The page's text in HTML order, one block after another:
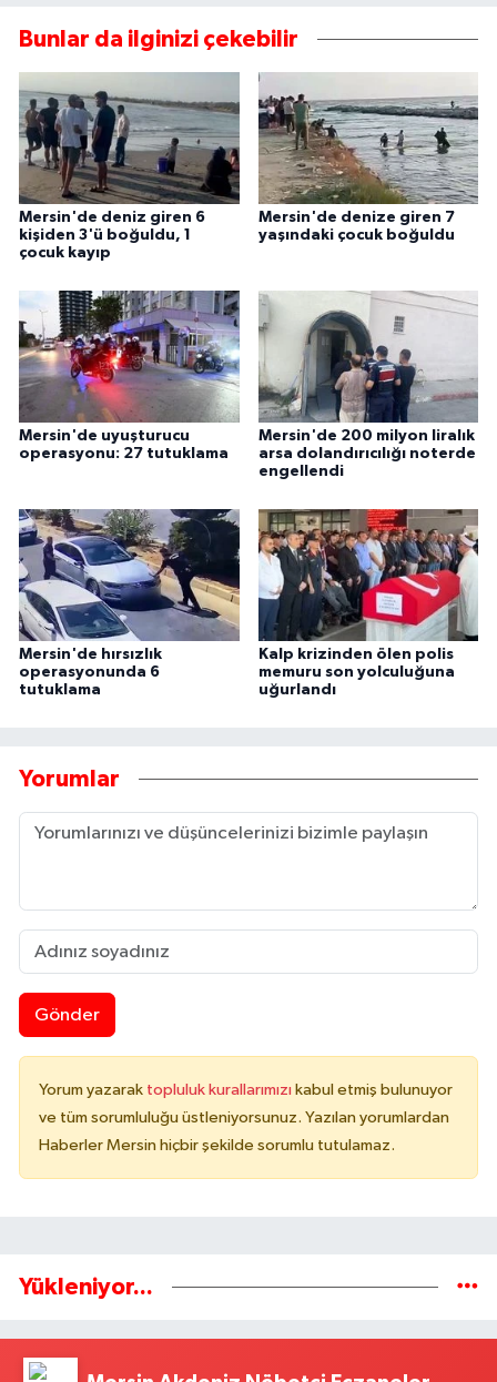
Bunlar da ilginizi çekebilir
Mersin'de deniz giren 6
kişiden 3'ü boğuldu, 1
çocuk kayıp
Mersin'de denize giren 7
yaşındaki çocuk boğuldu
Mersin'de uyuşturucu
operasyonu: 27 tutuklama
Mersin'de 200 milyon liralık
arsa dolandırıcılığı noterde
engellendi
Mersin'de hırsızlık
operasyonunda 6
tutuklama
Kalp krizinden ölen polis
memuru son yolculuğuna
uğurlandı
Yorumlar
Gönder
Yorum yazarak topluluk kurallarımızı kabul etmiş bulunuyor
ve tüm sorumluluğu üstleniyorsunuz. Yazılan yorumlardan
Haberler Mersin hiçbir şekilde sorumlu tutulamaz.
Yükleniyor...